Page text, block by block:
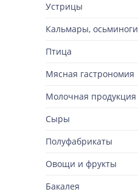
Устрицы
Кальмары, осьминоги
Птица
Мясная гастрономия
Молочная продукция
Сыры
Полуфабрикаты
Овощи и фрукты
Бакалея